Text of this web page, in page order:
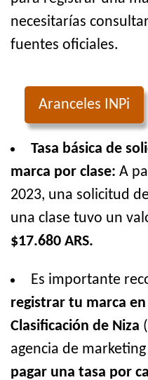
necesitarías
fuentes oficiales.
Aranceles INPi
Tasa básica de
marca por clase: A
2023, una solicitud
una clase tuvo un
$17.680 ARS.
Es importante
registrar tu marca
Clasificación de Niza
agencia de
pagar una tasa por